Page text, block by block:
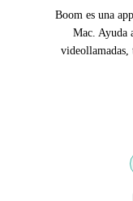
Boom es una
Mac. Ayuda
videollamadas,